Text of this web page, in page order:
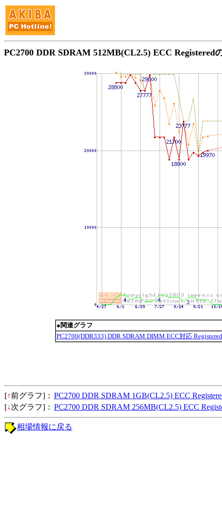
PC2700 DDR SDRAM 512MB(CL2.5) ECC Registered
●関連グラフ
PC2700(DDR333) DDR SDRAM DIMM ECC対応
[↑前グラフ]： PC2700 DDR SDRAM 1GB(CL2.5) ECC
[↓次グラフ]： PC2700 DDR SDRAM 256MB(CL2.5) ECC
相場情報に戻る